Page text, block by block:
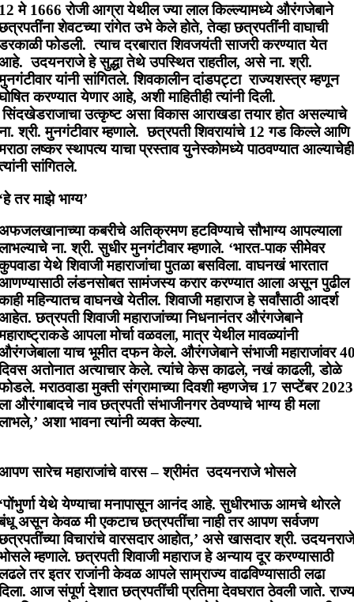
मे 1666 रोजी आग्रा येथील ज्या लाल किल्ल्यामध्ये औरंगजेबाने
शेवटच्या रांगेत उभे केले होते, तेव्हा छत्रपतींनी वाघाची
फोडली. त्याच दरबारात शिवजयंती साजरी करण्यात येत
उदयनराजे हे सुद्धा तेथे उपस्थित राहतील, असे ना. श्री.
यांनी सांगितले. शिवकालीन दांडपट्टा राज्यशस्त्र म्हणून
करण्यात येणार आहे, अशी माहितीही त्यांनी दिली.
उत्कृष्ट असा विकास आराखडा तयार होत असल्याचे
श्री. मुनगंटीवार म्हणाले. छत्रपती शिवरायांचे 12 गड किल्ले आणि
लष्कर स्थापत्य याचा प्रस्ताव युनेस्कोमध्ये पाठवण्यात आल्याचेही
सांगितले.
तर माझे भाग्य’
कबरीचे अतिक्रमण हटविण्याचे सौभाग्य आपल्याला
ना. श्री. सुधीर मुनगंटीवार म्हणाले. ‘भारत-पाक सीमेवर
येथे शिवाजी महाराजांचा पुतळा बसविला. वाघनखं भारतात
लंडनसोबत सामंजस्य करार करण्यात आला असून पुढील
महिन्यातच वाघनखे येतील. शिवाजी महाराज हे सर्वांसाठी आदर्श
छत्रपती शिवाजी महाराजांच्या निधनानंतर औरंगजेबाने
आपला मोर्चा वळवला, मात्र येथील मावळ्यांनी
याच भूमीत दफन केले. औरंगजेबाने संभाजी महाराजांवर
अतोनात अत्याचार केले. त्यांचे केस काढले, नखं काढली, डोळे
मराठवाडा मुक्ती संग्रामाच्या दिवशी म्हणजेच 17 सप्टेंबर 2023
औरंगाबादचे नाव छत्रपती संभाजीनगर ठेवण्याचे भाग्य ही मला
अशा भावना त्यांनी व्यक्त केल्या.
सारेच महाराजांचे वारस – श्रीमंत उदयनराजे भोसले
येथे येण्याचा मनापासून आनंद आहे. सुधीरभाऊ आमचे थोरले
असून केवळ मी एकटाच छत्रपतींचा नाही तर आपण सर्वजण
विचारांचे वारसदार आहोत,’ असे खासदार श्री. उदयनराजे
म्हणाले. छत्रपती शिवाजी महाराज हे अन्याय दूर करण्यासाठी
तर इतर राजांनी केवळ आपले साम्राज्य वाढविण्यासाठी लढा
आज संपूर्ण देशात छत्रपतींची प्रतिमा देवघरात ठेवली जाते. राज्य